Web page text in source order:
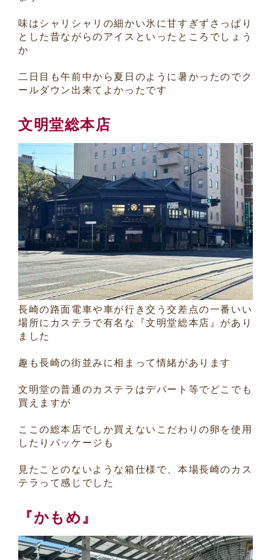
味はシャリシャリの細かい氷に甘すぎずさっぱり
とした昔ながらのアイスといったところでしょう
か
二日目も午前中から夏日のように暑かったのでク
ールダウン出来てよかったです
文明堂総本店
長崎の路面電車や車が行き交う交差点の一番いい
場所にカステラで有名な『文明堂総本店』があり
ました
趣も長崎の街並みに相まって情緒があります
文明堂の普通のカステラはデパート等でどこでも
買えますが
ここの総本店でしか買えないこだわりの卵を使用
したりパッケージも
見たことのないような箱仕様で、本場長崎のカス
テラって感じでした
『かもめ』